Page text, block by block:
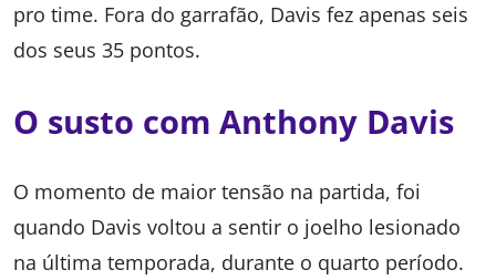
pro time. Fora do garrafão, Davis fez apenas seis
dos seus 35 pontos.
O susto com Anthony Davis
O momento de maior tensão na partida, foi
quando Davis voltou a sentir o joelho lesionado
na última temporada, durante o quarto período.